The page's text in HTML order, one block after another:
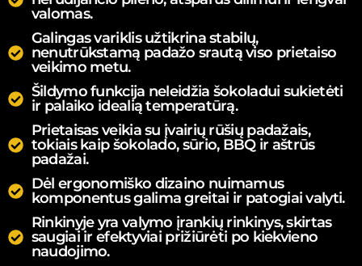
valomas.
Galingas variklis užtikrina stabilų,
nenutrūkstamą padažo srautą viso prietaiso
veikimo metu.
Šildymo funkcija neleidžia šokoladui sukietėti
ir palaiko idealią temperatūrą.
Prietaisas veikia su įvairių rūšių padažais,
tokiais kaip šokolado, sūrio, BBQ ir aštrūs
padažai.
Dėl ergonomiško dizaino nuimamus
komponentus galima greitai ir patogiai valyti.
Rinkinyje yra valymo įrankių rinkinys, skirtas
saugiai ir efektyviai prižiūrėti po kiekvieno
naudojimo.